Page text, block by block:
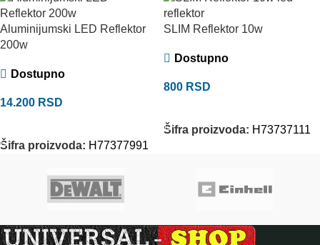
Aluminijumski LED Reflektor
200w
Dostupno
14.200 RSD
Šifra proizvoda: H77377991
SLIM Reflektor 10w
Dostupno
800 RSD
Šifra proizvoda: H73737111